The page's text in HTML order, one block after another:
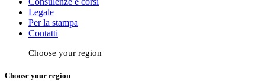
Legale
Per la stampa
Contatti
Choose your region
Choose your region